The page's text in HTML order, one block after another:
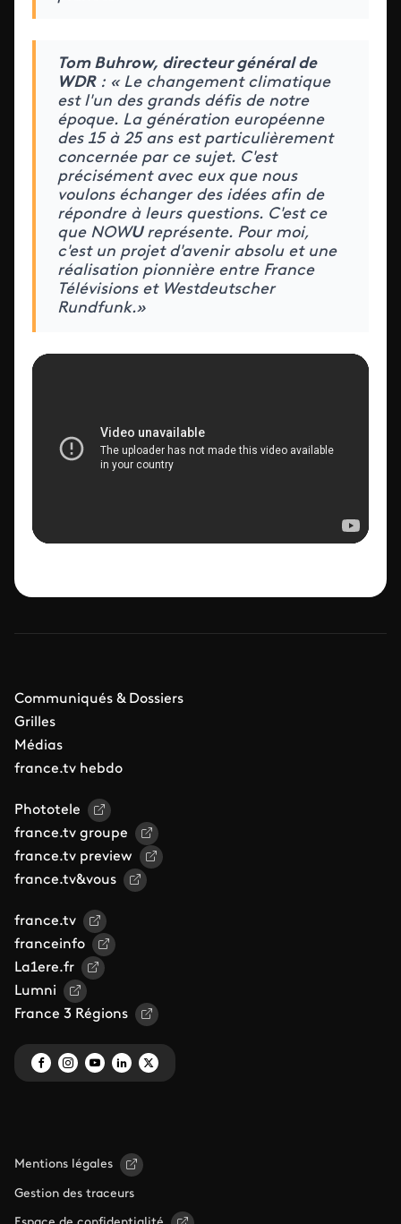
Tom Buhrow, directeur général de
WDR: « Le changement climatique
est l'un des grands défis de notre
époque. La génération européenne
des 15 à 25 ans est particulièrement
concernée par ce sujet. C'est
précisément avec eux que nous
voulons échanger des idées afin de
répondre à leurs questions. C'est ce
que NOWUreprésente. Pour moi,
c'est un projet d'avenir absolu et une
réalisation pionnière entre France
Télévisions et Westdeutscher
Rundfunk.»
Communiqués & Dossiers
Grilles
Médias
france.tv hebdo
Phototele
france.tv groupe
france.tv preview
france.tv&vous
france.tv
franceinfo
La1ere.fr
Lumni
France 3 Régions
Mentions légales
Gestion des traceurs